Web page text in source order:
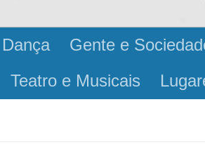
Dança Gente e
Teatro e Musicais